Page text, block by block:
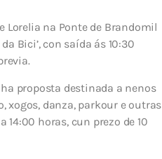
Lorelia na Ponte de Brandomil
Bici’, con saída ás 10:30
proposta destinada a nenos
xogos, danza, parkour e outras
14:00 horas, cun prezo de 10